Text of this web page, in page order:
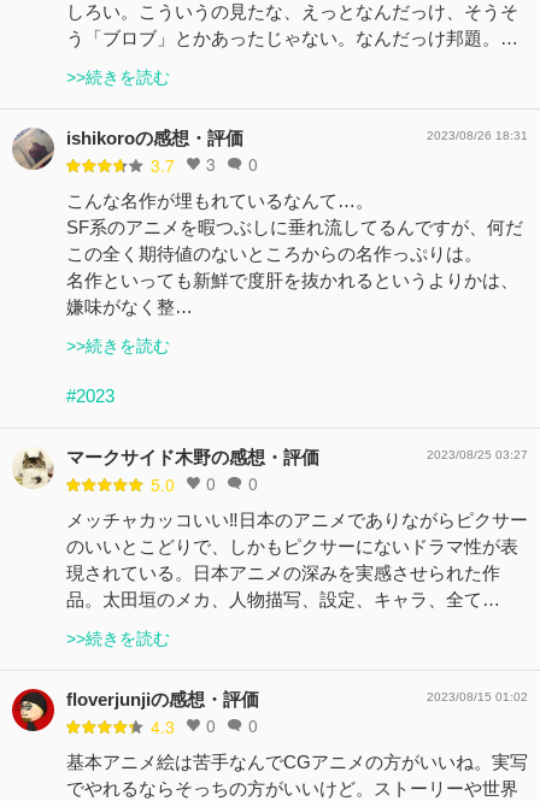
しろい。こういうの見たな、えっとなんだっけ、そうそ
う「ブロブ」とかあったじゃない。なんだっけ邦題。…
>>続きを読む
ishikoroの感想・評価
3.7 3 0
2023/08/26 18:31
こんな名作が埋もれているなんて…。
SF系のアニメを暇つぶしに垂れ流してるんですが、何だ
この全く期待値のないところからの名作っぷりは。
名作といっても新鮮で度肝を抜かれるというよりかは、
嫌味がなく整…
>>続きを読む
#2023
マークサイド木野の感想・評価
5.0 0 0
2023/08/25 03:27
メッチャカッコいい‼️日本のアニメでありながらピクサー
のいいとこどりで、しかもピクサーにないドラマ性が表
現されている。日本アニメの深みを実感させられた作
品。太田垣のメカ、人物描写、設定、キャラ、全て…
>>続きを読む
floverjunjiの感想・評価
4.3 0 0
2023/08/15 01:02
基本アニメ絵は苦手なんでCGアニメの方がいいね。実写
でやれるならそっちの方がいいけど。ストーリーや世界